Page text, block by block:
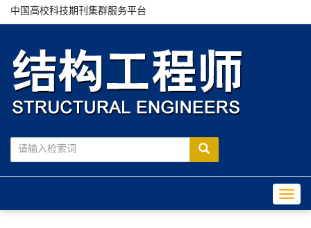
中国高校科技期刊集群服务平台